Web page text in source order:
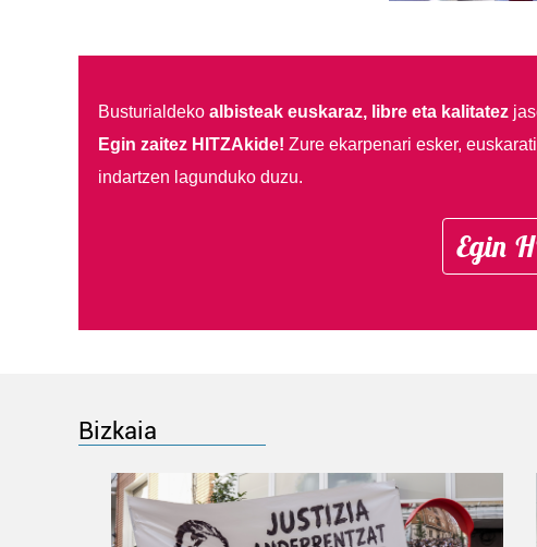
Busturialdeko albisteak euskaraz, libre eta kalitatez
Egin zaitez HITZAkide! Zure ekarpenari esker,
indartzen lagunduko duzu.
Egin
Bizkaia